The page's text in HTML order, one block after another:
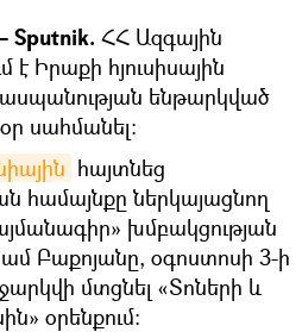
Sputnik. ՀՀ Ազգային
Իրաքի հյուսիսային
ենթարկված
սահմանել:
հայտնեց
համայնքը ներկայացնող
խմբակցության
Բաքոյանը, օգոստոսի 3-ի
մտցնել «Տոների և
օրենքում։